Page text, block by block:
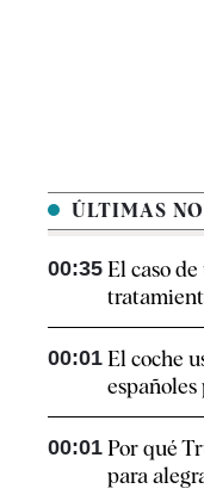
ÚLTIMAS
00:35 El caso
00:01 El coche
españoles
00:01 Por qué
para